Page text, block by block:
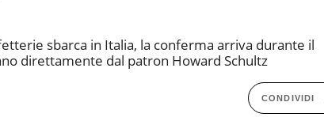
sbarca in Italia, la conferma arriva durante il
direttamente dal patron Howard Schultz
CONDIVIDI